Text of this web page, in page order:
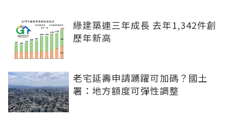
綠建築連三年成長 去年1,342件創
歷年新高
老宅延壽申請踴躍可加碼？國土
署：地方額度可彈性調整